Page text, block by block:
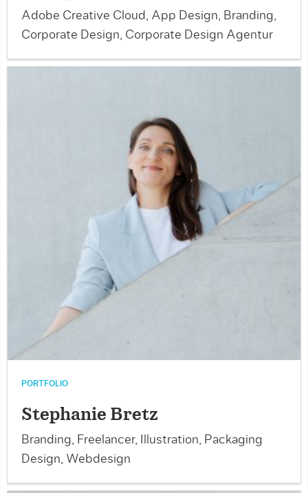
Adobe Creative Cloud, App Design, Branding,
Corporate Design, Corporate Design Agentur
PORTFOLIO
Stephanie Bretz
Branding, Freelancer, Illustration, Packaging
Design, Webdesign